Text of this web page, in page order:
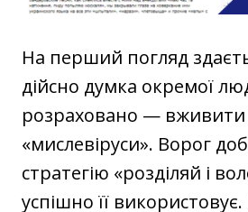
На перший погляд
дійсно думка окремої
розраховано — вживити
«мислевіруси». Ворог
стратегію «розділяй і
успішно її